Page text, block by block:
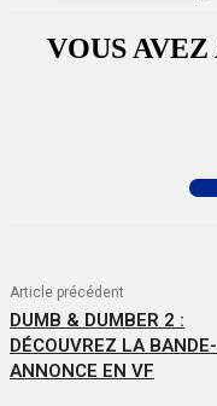
VOUS
Article précédent
DUMB & DUMBER 2 :
DÉCOUVREZ LA BANDE-
ANNONCE EN VF